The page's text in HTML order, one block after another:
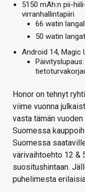
5150 mAh:n pii-
virranhallintapiiri
66 watin
50 watin
Android 14, Magic
Honor on tehnyt
viime vuonna
vasta tämän
Suomessa
Suomessa
värivaihtoehto 12 &
suositushintaan.
puhelimesta